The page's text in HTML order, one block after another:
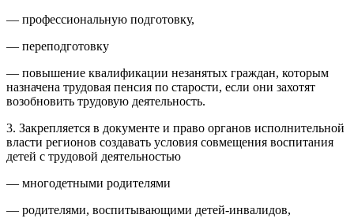
— профессиональную подготовку,
— переподготовку
— повышение квалификации незанятых граждан, которым
назначена трудовая пенсия по старости, если они захотят
возобновить трудовую деятельность.
3. Закрепляется в документе и право органов исполнительной
власти регионов создавать условия совмещения воспитания
детей с трудовой деятельностью
— многодетными родителями
— родителями, воспитывающими детей-инвалидов,